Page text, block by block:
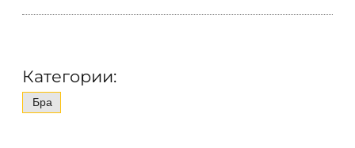
Категории:
Бра